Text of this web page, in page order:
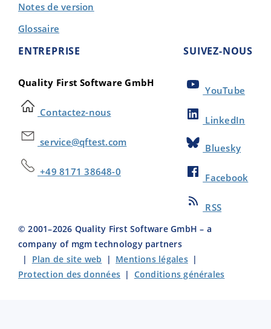
Notes de version
Glossaire
ENTREPRISE
Quality First Software GmbH
Contactez-nous
service@qftest.com
+49 8171 38648-0
SUIVEZ-NOUS
YouTube
LinkedIn
Bluesky
Facebook
RSS
© 2001–2026 Quality First Software GmbH – a
company of mgm technology partners
| Plan de site web | Mentions légales|
Protection des données | Conditions générales